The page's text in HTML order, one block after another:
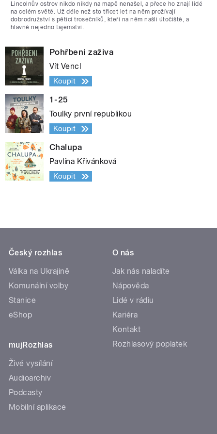
Lincolnův ostrov nikdo nikdy na mapě nenašel, a přece ho znají lidé
na celém světě. Už déle než sto třicet let na něm prožívají
dobrodružství s pěticí trosečníků, kteří na něm našli útočiště, a
hlavně nejedno tajemství.
Pohřbeni zaživa
Vít Vencl
Koupit
1-25
Toulky první republikou
Koupit
Chalupa
Pavlína Křivánková
Koupit
Český rozhlas
Válka na Ukrajině
Komunální volby
Stanice
eShop
mujRozhlas
Živé vysílání
Audioarchiv
Podcasty
Mobilní aplikace
O nás
Jak nás naladíte
Nápověda
Lidé v rádiu
Kariéra
Kontakt
Rozhlasový poplatek